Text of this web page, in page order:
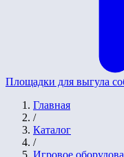
Площадки для выгула
Главная
/
Каталог
/